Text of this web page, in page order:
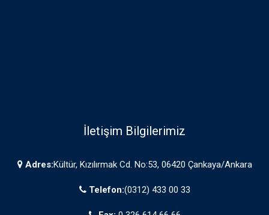
İletişim Bilgilerimiz
Adres:Kültür, Kızılırmak Cd. No:53, 06420 Çankaya/Ankara
Telefon:(0312) 433 00 33